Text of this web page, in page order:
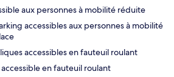
aux personnes à mobilité réduite
accessibles aux personnes à mobilité
accessibles en fauteuil roulant
en fauteuil roulant